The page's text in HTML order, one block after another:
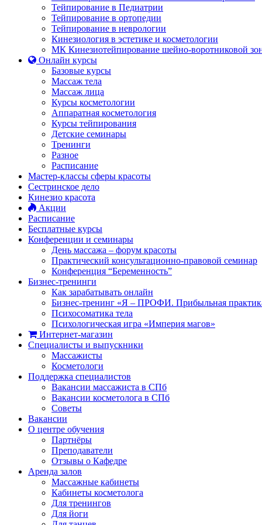
Тейпирование в Педиатрии
Тейпирование в ортопедии
Тейпирование в неврологии
Кинезиология в эстетике и косметологии
МК Кинезиотейпирование шейно-воротниковой
Онлайн курсы
Базовые курсы
Массаж тела
Массаж лица
Курсы косметологии
Аппаратная косметология
Курсы тейпирования
Детские семинары
Тренинги
Разное
Расписание
Мастер-классы сферы красоты
Сестринское дело
Кинезио красота
Акции
Расписание
Бесплатные курсы
Конференции и семинары
День массажа – форум красоты
Практический консультационно-правовой семинар
Конференция “Беременность”
Бизнес-тренинги
Как зарабатывать онлайн
Бизнес-тренинг «Я – ПРОФИ. Прибыльная
Психосоматика тела
Психологическая игра «Империя магов»
Интернет-магазин
Специалисты и выпускники
Массажисты
Косметологи
Поддержка специалистов
Вакансии массажиста в СПб
Вакансии косметолога в СПб
Советы
Вакансии
О центре обучения
Партнёры
Преподаватели
Отзывы о Кафедре
Аренда залов
Массажные кабинеты
Кабинеты косметолога
Для тренингов
Для йоги